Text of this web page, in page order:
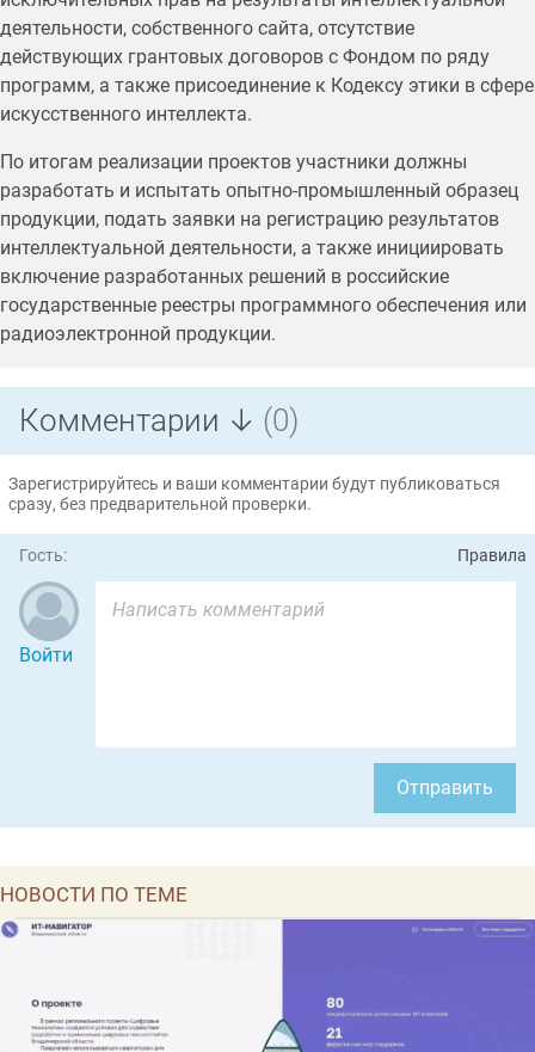
деятельности, собственного сайта, отсутствие
действующих грантовых договоров с Фондом по ряду
программ, а также присоединение к Кодексу этики в сфере
искусственного интеллекта.
По итогам реализации проектов участники должны
разработать и испытать опытно-промышленный образец
продукции, подать заявки на регистрацию результатов
интеллектуальной деятельности, а также инициировать
включение разработанных решений в российские
государственные реестры программного обеспечения или
радиоэлектронной продукции.
Комментарии ↓ (0)
Зарегистрируйтесь и ваши комментарии будут публиковаться
сразу, без предварительной проверки.
Гость: Правила
Войти
Отправить
НОВОСТИ ПО ТЕМЕ